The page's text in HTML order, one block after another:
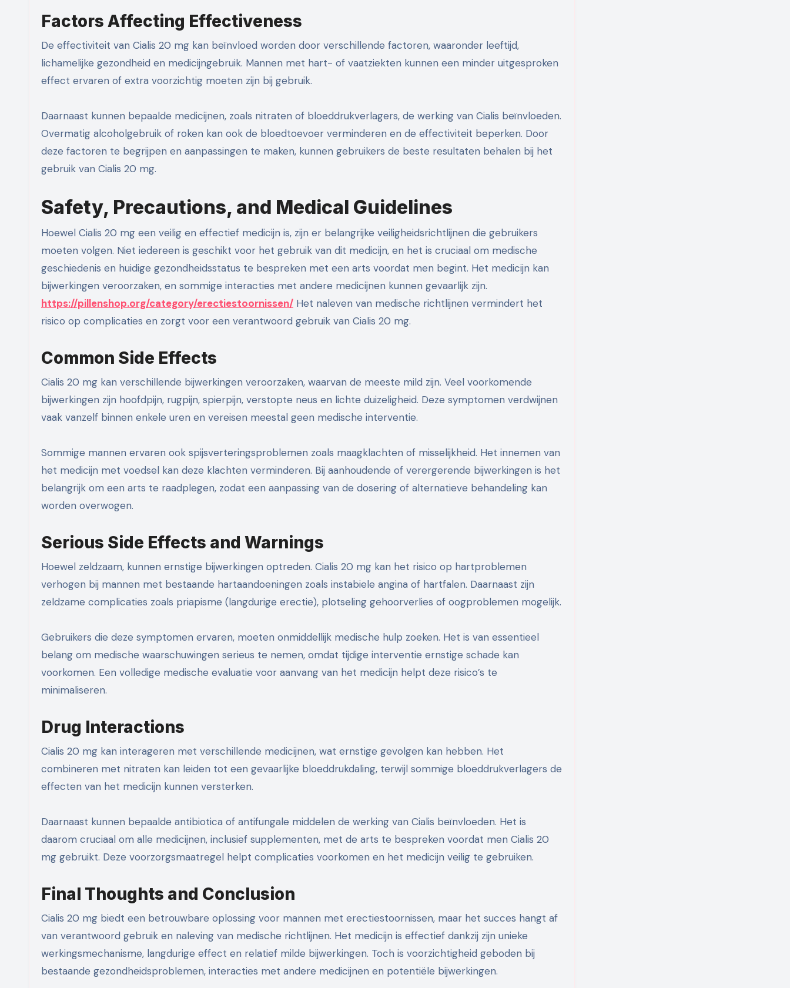
Factors Affecting Effectiveness
De effectiviteit van Cialis 20 mg kan beïnvloed worden door verschillende factoren, waaronder leeftijd,
lichamelijke gezondheid en medicijngebruik. Mannen met hart- of vaatziekten kunnen een minder uitgesproken
effect ervaren of extra voorzichtig moeten zijn bij gebruik.
Daarnaast kunnen bepaalde medicijnen, zoals nitraten of bloeddrukverlagers, de werking van Cialis beïnvloeden.
Overmatig alcoholgebruik of roken kan ook de bloedtoevoer verminderen en de effectiviteit beperken. Door
deze factoren te begrijpen en aanpassingen te maken, kunnen gebruikers de beste resultaten behalen bij het
gebruik van Cialis 20 mg.
Safety, Precautions, and Medical Guidelines
Hoewel Cialis 20 mg een veilig en effectief medicijn is, zijn er belangrijke veiligheidsrichtlijnen die gebruikers
moeten volgen. Niet iedereen is geschikt voor het gebruik van dit medicijn, en het is cruciaal om medische
geschiedenis en huidige gezondheidsstatus te bespreken met een arts voordat men begint. Het medicijn kan
bijwerkingen veroorzaken, en sommige interacties met andere medicijnen kunnen gevaarlijk zijn.
https://pillenshop.org/category/erectiestoornissen/ Het naleven van medische richtlijnen vermindert het
risico op complicaties en zorgt voor een verantwoord gebruik van Cialis 20 mg.
Common Side Effects
Cialis 20 mg kan verschillende bijwerkingen veroorzaken, waarvan de meeste mild zijn. Veel voorkomende
bijwerkingen zijn hoofdpijn, rugpijn, spierpijn, verstopte neus en lichte duizeligheid. Deze symptomen verdwijnen
vaak vanzelf binnen enkele uren en vereisen meestal geen medische interventie.
Sommige mannen ervaren ook spijsverteringsproblemen zoals maagklachten of misselijkheid. Het innemen van
het medicijn met voedsel kan deze klachten verminderen. Bij aanhoudende of verergerende bijwerkingen is het
belangrijk om een arts te raadplegen, zodat een aanpassing van de dosering of alternatieve behandeling kan
worden overwogen.
Serious Side Effects and Warnings
Hoewel zeldzaam, kunnen ernstige bijwerkingen optreden. Cialis 20 mg kan het risico op hartproblemen
verhogen bij mannen met bestaande hartaandoeningen zoals instabiele angina of hartfalen. Daarnaast zijn
zeldzame complicaties zoals priapisme (langdurige erectie), plotseling gehoorverlies of oogproblemen mogelijk.
Gebruikers die deze symptomen ervaren, moeten onmiddellijk medische hulp zoeken. Het is van essentieel
belang om medische waarschuwingen serieus te nemen, omdat tijdige interventie ernstige schade kan
voorkomen. Een volledige medische evaluatie voor aanvang van het medicijn helpt deze risico’s te
minimaliseren.
Drug Interactions
Cialis 20 mg kan interageren met verschillende medicijnen, wat ernstige gevolgen kan hebben. Het
combineren met nitraten kan leiden tot een gevaarlijke bloeddrukdaling, terwijl sommige bloeddrukverlagers de
effecten van het medicijn kunnen versterken.
Daarnaast kunnen bepaalde antibiotica of antifungale middelen de werking van Cialis beïnvloeden. Het is
daarom cruciaal om alle medicijnen, inclusief supplementen, met de arts te bespreken voordat men Cialis 20
mg gebruikt. Deze voorzorgsmaatregel helpt complicaties voorkomen en het medicijn veilig te gebruiken.
Final Thoughts and Conclusion
Cialis 20 mg biedt een betrouwbare oplossing voor mannen met erectiestoornissen, maar het succes hangt af
van verantwoord gebruik en naleving van medische richtlijnen. Het medicijn is effectief dankzij zijn unieke
werkingsmechanisme, langdurige effect en relatief milde bijwerkingen. Toch is voorzichtigheid geboden bij
bestaande gezondheidsproblemen, interacties met andere medicijnen en potentiële bijwerkingen.